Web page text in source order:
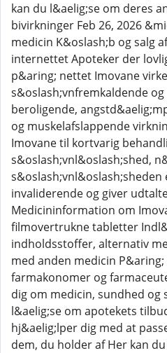
kan du l&aelig;se om deres
bivirkninger Feb 26, 2026
medicin K&oslash;b og salg
internettet Apoteker der
p&aring; nettet Imovane
s&oslash;vnfremkaldende
beroligende,
og muskelafslappende
Imovane til kortvarig
s&oslash;vnl&oslash;shed,
s&oslash;vnl&oslash;sheden
invaliderende og giver
Medicininformation om
filmovertrukne tabletter
indholdsstoffer, alternativ
med anden medicin
farmakonomer og
dig om medicin, sundhed og
l&aelig;se om apotekets
hj&aelig;lper dig med at
dem, du holder af Her kan